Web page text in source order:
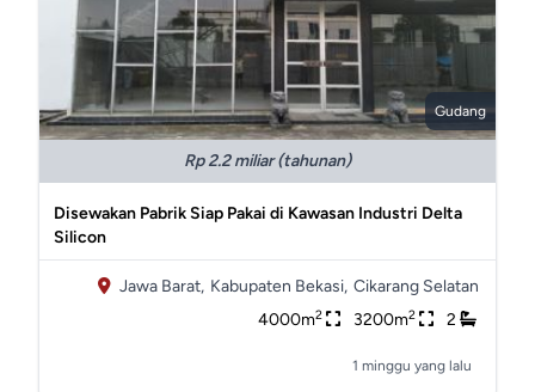
Gudang
Rp 2.2 miliar (tahunan)
Disewakan Pabrik Siap Pakai di Kawasan Industri Delta
Silicon
Jawa Barat, Kabupaten Bekasi, Cikarang Selatan
4000m2 3200m2 2
1 minggu yang lalu